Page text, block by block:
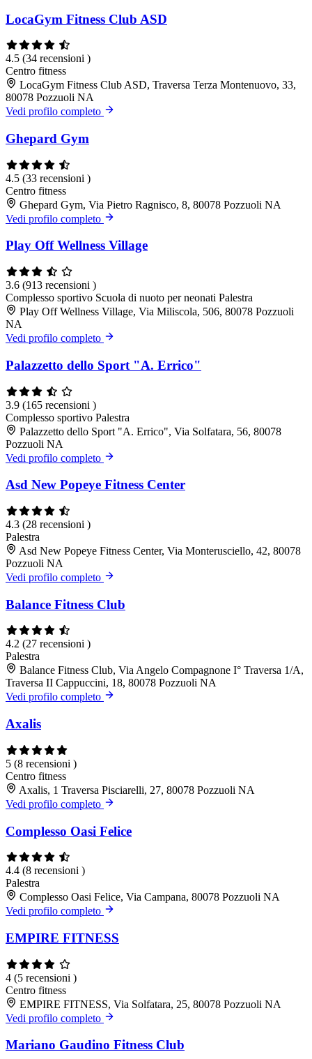
LocaGym Fitness Club ASD
4.5 (34 recensioni )
Centro fitness
LocaGym Fitness Club ASD, Traversa Terza Montenuovo, 33,
80078 Pozzuoli NA
Vedi profilo completo
Ghepard Gym
4.5 (33 recensioni )
Centro fitness
Ghepard Gym, Via Pietro Ragnisco, 8, 80078 Pozzuoli NA
Vedi profilo completo
Play Off Wellness Village
3.6 (913 recensioni )
Complesso sportivo Scuola di nuoto per neonati Palestra
Play Off Wellness Village, Via Miliscola, 506, 80078 Pozzuoli
NA
Vedi profilo completo
Palazzetto dello Sport "A. Errico"
3.9 (165 recensioni )
Complesso sportivo Palestra
Palazzetto dello Sport "A. Errico", Via Solfatara, 56, 80078
Pozzuoli NA
Vedi profilo completo
Asd New Popeye Fitness Center
4.3 (28 recensioni )
Palestra
Asd New Popeye Fitness Center, Via Monterusciello, 42, 80078
Pozzuoli NA
Vedi profilo completo
Balance Fitness Club
4.2 (27 recensioni )
Palestra
Balance Fitness Club, Via Angelo Compagnone I° Traversa 1/A,
Traversa II Cappuccini, 18, 80078 Pozzuoli NA
Vedi profilo completo
Axalis
5 (8 recensioni )
Centro fitness
Axalis, 1 Traversa Pisciarelli, 27, 80078 Pozzuoli NA
Vedi profilo completo
Complesso Oasi Felice
4.4 (8 recensioni )
Palestra
Complesso Oasi Felice, Via Campana, 80078 Pozzuoli NA
Vedi profilo completo
EMPIRE FITNESS
4 (5 recensioni )
Centro fitness
EMPIRE FITNESS, Via Solfatara, 25, 80078 Pozzuoli NA
Vedi profilo completo
Mariano Gaudino Fitness Club